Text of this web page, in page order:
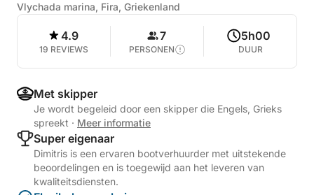
Vlychada marina, Fira, Griekenland
4.9
19 REVIEWS
7
PERSONEN
5h00
DUUR
Met skipper
Je wordt begeleid door een skipper die Engels, Grieks
spreekt · Meer informatie
Super eigenaar
Dimitris is een ervaren bootverhuurder met uitstekende
beoordelingen en is toegewijd aan het leveren van
kwaliteitsdiensten.